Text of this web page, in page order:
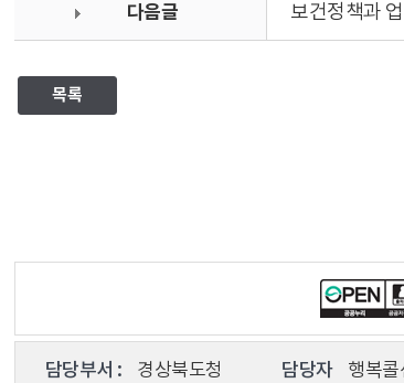
다음글 보건정책과
목록
담당부서 : 경상북도청 담당자 행복콜